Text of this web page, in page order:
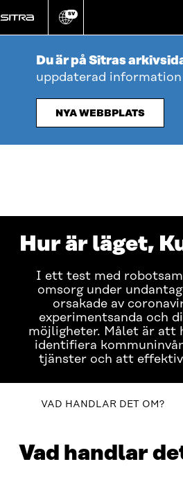
direkt
till
Ändra
språk
SV
Du är på Sitras
uppdaterad
NYA WEBBPLATS
Hur är läget,
I ett test med
omsorg under
orsakade av
experimentsanda och
möjligheter. Målet är att
identifiera
tjänster och att
VAD HANDLAR DET OM?
Vad handlar